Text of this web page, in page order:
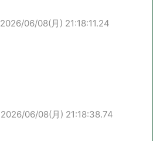
2026/06/08(月) 21:18:11.24
2026/06/08(月) 21:18:38.74